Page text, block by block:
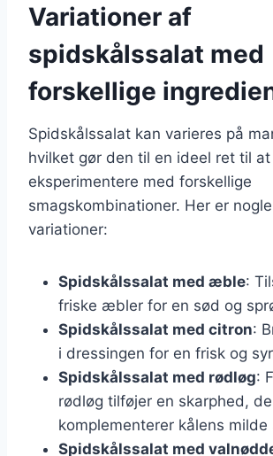
Variationer af
spidskålssalat med
forskellige
Spidskålssalat kan varieres på
hvilket gør den til en ideel ret til at
eksperimentere med forskellige
smagskombinationer. Her er
variationer:
Spidskålssalat med æble:
friske æbler for en sød og
Spidskålssalat med citron:
i dressingen for en frisk og
Spidskålssalat med rødløg:
rødløg tilføjer en skarphed,
komplementerer kålens milde
Spidskålssalat med